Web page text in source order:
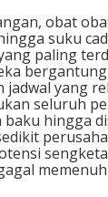
obat
suku
paling
jadwal yang
seluruh
baku hingga